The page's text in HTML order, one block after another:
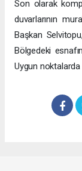
Son olarak
duvarlarının
Başkan
Bölgedeki
Uygun noktalarda